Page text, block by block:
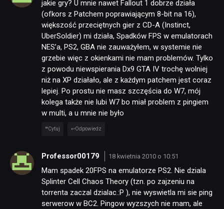
jakie gry? U mnie nawet Fallout 1 dobrze działa
(ofkors z Patchem poprawiającym 8-bit na 16),
większość przeciętnych gier z CD-A (Instinct,
UberSoldier) mi działa, Spadków FPS w emulatorach
NES’a, PS2, GBA nie zauważyłem, w systemie nie
grzebie więc z okienkami nie mam problemów. Tylko
z powodu niewspierania Dx9 GTA IV trochę wolniej
niż na XP działało, ale z każdym patchem jest coraz
lepiej. Po prostu nie masz szczęścia do W7, mój
kolega także nie lubi W7 bo miał problem z pingiem
w multi, a u mnie nie było
Cytuj Odpowiedz
Professor00179 18 kwietnia 2010 o 10:51
Mam spadek 20FPS na emulatorze PS2. Nie dziala
Splinter Cell Chaos Theory (tzn. po zajzeniu na
torrenta zaczal dzialac.:P ), nie wyswietla mi sie ping
serwerow w BC2. Pingow wyzszych nie mam, ale